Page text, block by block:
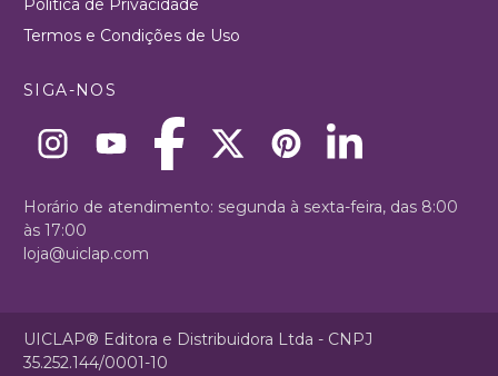
Política de Privacidade
Termos e Condições de Uso
SIGA-NOS
Horário de atendimento: segunda à sexta-feira, das 8:00
às 17:00
loja@uiclap.com
UICLAP® Editora e Distribuidora Ltda - CNPJ
35.252.144/0001-10